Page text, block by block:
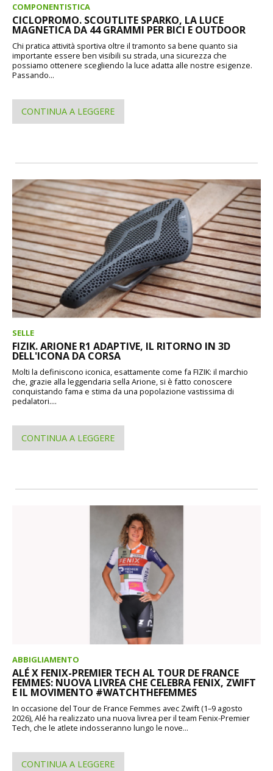
COMPONENTISTICA
CICLOPROMO. SCOUTLITE SPARKO, LA LUCE
MAGNETICA DA 44 GRAMMI PER BICI E OUTDOOR
Chi pratica attività sportiva oltre il tramonto sa bene quanto sia
importante essere ben visibili su strada, una sicurezza che
possiamo ottenere scegliendo la luce adatta alle nostre esigenze.
Passando...
CONTINUA A LEGGERE
SELLE
FIZIK. ARIONE R1 ADAPTIVE, IL RITORNO IN 3D
DELL'ICONA DA CORSA
Molti la definiscono iconica, esattamente come fa FIZIK: il marchio
che, grazie alla leggendaria sella Arione, si è fatto conoscere
conquistando fama e stima da una popolazione vastissima di
pedalatori....
CONTINUA A LEGGERE
ABBIGLIAMENTO
ALÉ X FENIX-PREMIER TECH AL TOUR DE FRANCE
FEMMES: NUOVA LIVREA CHE CELEBRA FENIX, ZWIFT
E IL MOVIMENTO #WATCHTHEFEMMES
In occasione del Tour de France Femmes avec Zwift (1–9 agosto
2026), Alé ha realizzato una nuova livrea per il team Fenix-Premier
Tech, che le atlete indosseranno lungo le nove...
CONTINUA A LEGGERE